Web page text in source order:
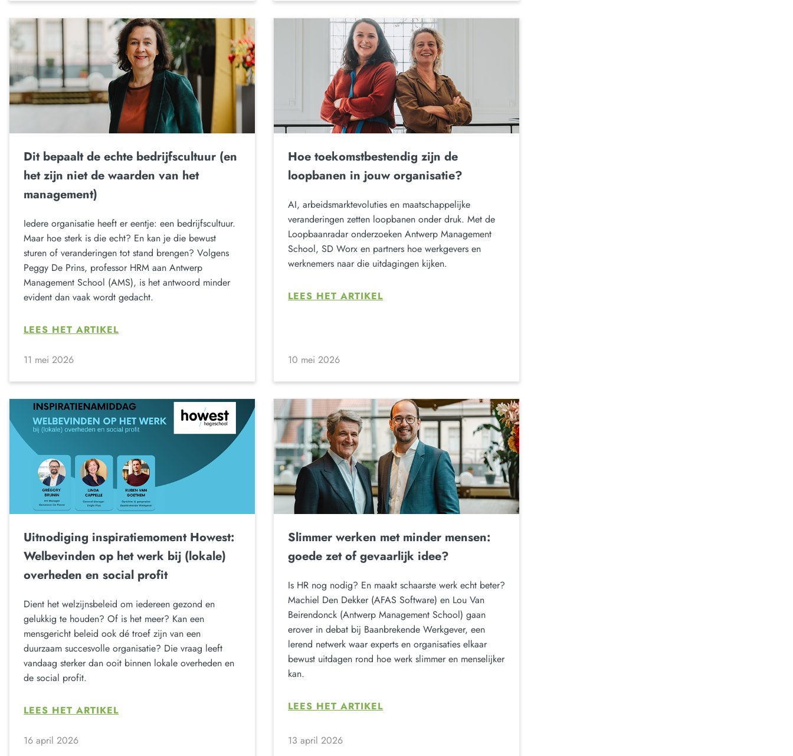
Dit bepaalt de echte bedrijfscultuur (en
het zijn niet de waarden van het
management)
Iedere organisatie heeft er eentje: een bedrijfscultuur.
Maar hoe sterk is die echt? En kan je die bewust
sturen of veranderingen tot stand brengen? Volgens
Peggy De Prins, professor HRM aan Antwerp
Management School (AMS), is het antwoord minder
evident dan vaak wordt gedacht.
LEES HET ARTIKEL
11 mei 2026
Hoe toekomstbestendig zijn de
loopbanen in jouw organisatie?
AI, arbeidsmarktevoluties en maatschappelijke
veranderingen zetten loopbanen onder druk. Met de
Loopbaanradar onderzoeken Antwerp Management
School, SD Worx en partners hoe werkgevers en
werknemers naar die uitdagingen kijken.
LEES HET ARTIKEL
10 mei 2026
Uitnodiging inspiratiemoment Howest:
Welbevinden op het werk bij (lokale)
overheden en social profit
Dient het welzijnsbeleid om iedereen gezond en
gelukkig te houden? Of is het meer? Kan een
mensgericht beleid ook dé troef zijn van een
duurzaam succesvolle organisatie? Die vraag leeft
vandaag sterker dan ooit binnen lokale overheden en
de social profit.
LEES HET ARTIKEL
16 april 2026
Slimmer werken met minder mensen:
goede zet of gevaarlijk idee?
Is HR nog nodig? En maakt schaarste werk echt beter?
Machiel Den Dekker (AFAS Software) en Lou Van
Beirendonck (Antwerp Management School) gaan
erover in debat bij Baanbrekende Werkgever, een
lerend netwerk waar experts en organisaties elkaar
bewust uitdagen rond hoe werk slimmer en menselijker
kan.
LEES HET ARTIKEL
13 april 2026